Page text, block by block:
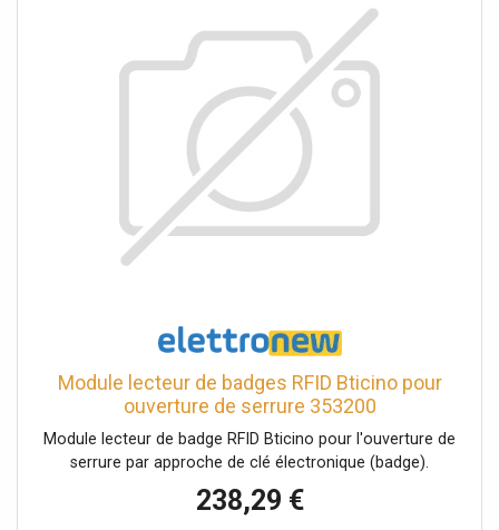
d'applications, notamment la déconnexion générale de
machines, la distribution d'énergie, les centres de
commande de moteurs ou les systèmes photovoltaïques.
Module lecteur de badges RFID Bticino pour
ouverture de serrure 353200
Module lecteur de badge RFID Bticino pour l'ouverture de
serrure par approche de clé électronique (badge).
238,29 €